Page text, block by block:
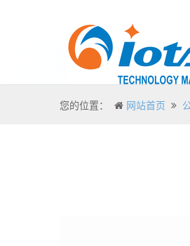
您的位置： 网站首页